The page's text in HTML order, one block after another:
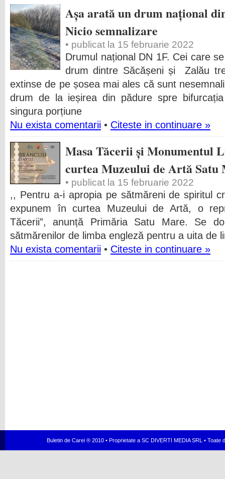
Așa arată un drum național
Nicio semnalizare
• publicat la 15 februarie 2022
Drumul național DN 1F. Cei care
drum dintre Săcășeni și Zalău
extinse de pe șosea mai ales că sunt
drum de la ieșirea din pădure spre
singura porțiune
Nu exista comentarii • Citeste in continuare »
Masa Tăcerii și Monumentul
curtea Muzeului de Artă Satu
• publicat la 15 februarie 2022
,, Pentru a-i apropia pe sătmăreni de spiritul
expunem în curtea Muzeului de Artă, o
Tăcerii”, anunță Primăria Satu Mare. Se
sătmărenilor de limba engleză pentru a uita de
Nu exista comentarii • Citeste in continuare »
Buletin de Carei ® 2010 • Proprietate a SC DIVERTI MEDIA SRL •